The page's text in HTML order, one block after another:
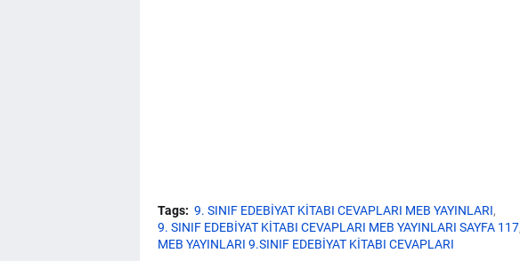
Tags: 9. SINIF EDEBİYAT KİTABI CEVAPLARI MEB YAYINLARI
9. SINIF EDEBİYAT KİTABI CEVAPLARI MEB YAYINLARI SAYFA 117
MEB YAYINLARI 9.SINIF EDEBİYAT KİTABI CEVAPLARI